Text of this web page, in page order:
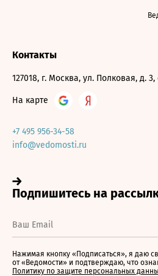
Контакты
127018, г. Москва, ул. Полковая, д. 3,
На карте
+7 495 956-34-58
info@vedomosti.ru
Нажимая кнопку «Подписаться», я даю
от «Ведомости» и подтверждаю, что
Политику по защите персональных